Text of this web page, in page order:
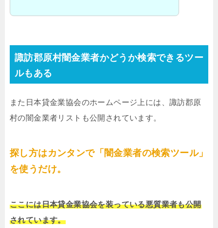
諏訪郡原村闇金業者かどうか検索できるツー
ルもある
また日本貸金業協会のホームページ上には、諏訪郡原
村の闇金業者リストも公開されています。
探し方はカンタンで「闇金業者の検索ツール」
を使うだけ。
ここには日本貸金業協会を装っている悪質業者も公開
されています。